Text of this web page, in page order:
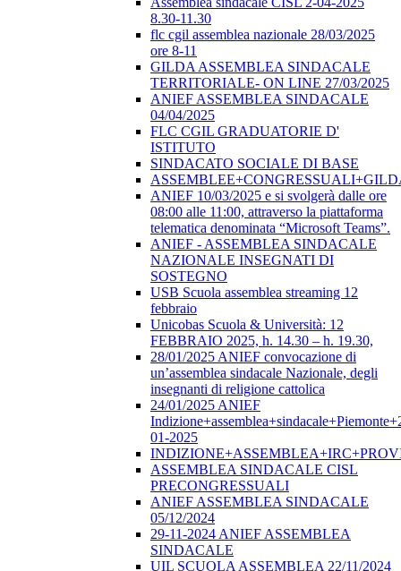
8.30-11.30
flc cgil assemblea nazionale 28/03/2025
ore 8-11
GILDA ASSEMBLEA SINDACALE
TERRITORIALE- ON LINE 27/03/2025
ANIEF ASSEMBLEA SINDACALE
04/04/2025
FLC CGIL GRADUATORIE D'
ISTITUTO
SINDACATO SOCIALE DI BASE
ANIEF 10/03/2025 e si svolgerà dalle ore
08:00 alle 11:00, attraverso la piattaforma
telematica denominata “Microsoft Teams”.
ANIEF - ASSEMBLEA SINDACALE
NAZIONALE INSEGNATI DI
SOSTEGNO
USB Scuola assemblea streaming 12
febbraio
Unicobas Scuola & Università: 12
FEBBRAIO 2025, h. 14.30 – h. 19.30,
28/01/2025 ANIEF convocazione di
un’assemblea sindacale Nazionale, degli
insegnanti di religione cattolica
24/01/2025 ANIEF
01-2025
ASSEMBLEA SINDACALE CISL
PRECONGRESSUALI
ANIEF ASSEMBLEA SINDACALE
05/12/2024
29-11-2024 ANIEF ASSEMBLEA
SINDACALE
UIL SCUOLA ASSEMBLEA 22/11/2024